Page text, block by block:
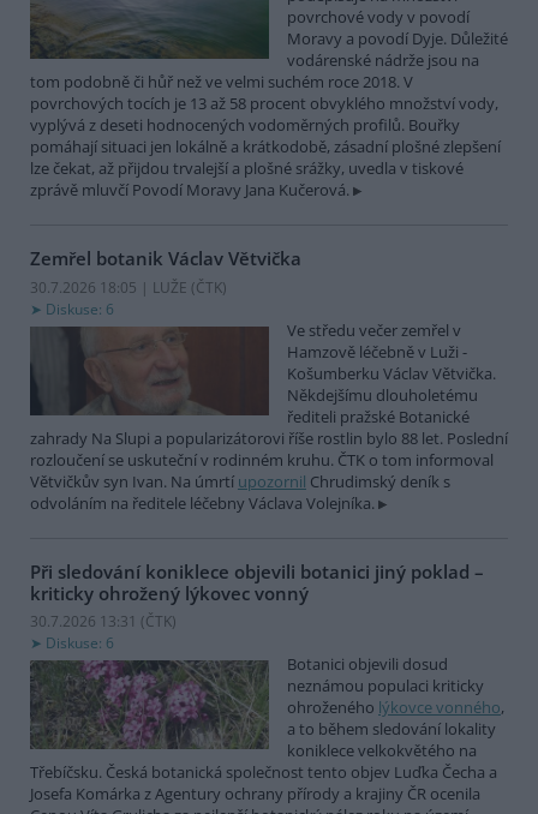
povrchové vody v povodí
Moravy a povodí Dyje. Důležité
vodárenské nádrže jsou na
tom podobně či hůř než ve velmi suchém roce 2018. V
povrchových tocích je 13 až 58 procent obvyklého množství vody,
vyplývá z deseti hodnocených vodoměrných profilů. Bouřky
pomáhají situaci jen lokálně a krátkodobě, zásadní plošné zlepšení
lze čekat, až přijdou trvalejší a plošné srážky, uvedla v tiskové
zprávě mluvčí Povodí Moravy Jana Kučerová.
Zemřel botanik Václav Větvička
30.7.2026 18:05 | LUŽE (ČTK)
Diskuse: 6
Ve středu večer zemřel v
Hamzově léčebně v Luži -
Košumberku Václav Větvička.
Někdejšímu dlouholetému
řediteli pražské Botanické
zahrady Na Slupi a popularizátorovi říše rostlin bylo 88 let. Poslední
rozloučení se uskuteční v rodinném kruhu. ČTK o tom informoval
Větvičkův syn Ivan. Na úmrtí upozornil Chrudimský deník s
odvoláním na ředitele léčebny Václava Volejníka.
Při sledování koniklece objevili botanici jiný poklad –
kriticky ohrožený lýkovec vonný
30.7.2026 13:31 (ČTK)
Diskuse: 6
Botanici objevili dosud
neznámou populaci kriticky
ohroženého lýkovce vonného,
a to během sledování lokality
koniklece velkokvětého na
Třebíčsku. Česká botanická společnost tento objev Luďka Čecha a
Josefa Komárka z Agentury ochrany přírody a krajiny ČR ocenila